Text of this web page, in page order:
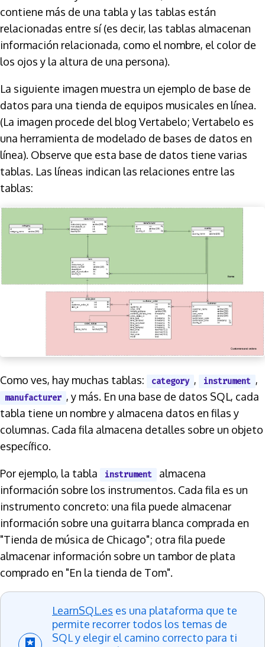
contiene más de una tabla y las tablas están
relacionadas entre sí (es decir, las tablas almacenan
información relacionada, como el nombre, el color de
los ojos y la altura de una persona).
La siguiente imagen muestra un ejemplo de base de
datos para una tienda de equipos musicales en línea.
(La imagen procede del blog Vertabelo; Vertabelo es
una herramienta de modelado de bases de datos en
línea). Observe que esta base de datos tiene varias
tablas. Las líneas indican las relaciones entre las
tablas:
Como ves, hay muchas tablas: category , instrument ,
manufacturer , y más. En una base de datos SQL, cada
tabla tiene un nombre y almacena datos en filas y
columnas. Cada fila almacena detalles sobre un objeto
específico.
Por ejemplo, la tabla instrument
almacena
información sobre los instrumentos. Cada fila es un
instrumento concreto: una fila puede almacenar
información sobre una guitarra blanca comprada en
"Tienda de música de Chicago"; otra fila puede
almacenar información sobre un tambor de plata
comprado en "En la tienda de Tom".
LearnSQL.es es una plataforma que te
permite recorrer todos los temas de
SQL y elegir el camino correcto para ti